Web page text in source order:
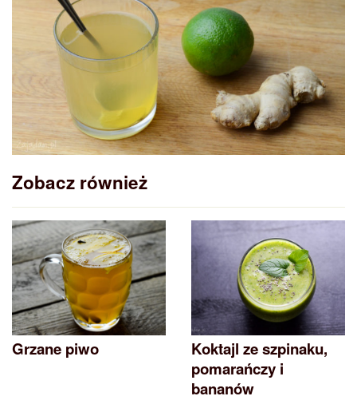
Zobacz również
Grzane piwo
Koktajl ze szpinaku,
pomarańczy i
bananów